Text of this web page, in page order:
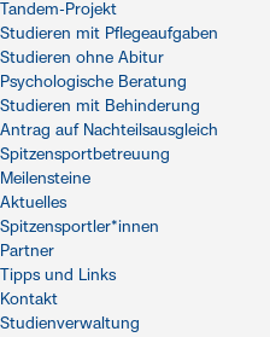
Tandem-Projekt
Studieren mit Pflegeaufgaben
Studieren ohne Abitur
Psychologische Beratung
Studieren mit Behinderung
Antrag auf Nachteilsausgleich
Spitzensportbetreuung
Meilensteine
Aktuelles
Spitzensportler*innen
Partner
Tipps und Links
Kontakt
Studienverwaltung